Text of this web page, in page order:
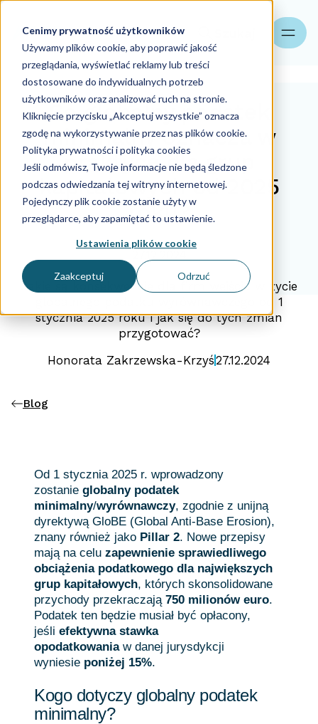
Cenimy prywatność użytkowników
Używamy plików cookie, aby poprawić jakość
przeglądania, wyświetlać reklamy lub treści
dostosowane do indywidualnych potrzeb
użytkowników oraz analizować ruch na stronie.
Kliknięcie przycisku „Akceptuj wszystkie” oznacza
zgodę na wykorzystywanie przez nas plików cookie.
Polityka prywatności i polityka cookies
Jeśli odmówisz, Twoje informacje nie będą śledzone
podczas odwiedzania tej witryny internetowej.
Pojedynczy plik cookie zostanie użyty w
przeglądarce, aby zapamiętać to ustawienie.
Ustawienia plików cookie
Zaakceptuj Odrzuć
Co globalny podatek
minimalny oznacza w
praktyce dla grup
kapitałowych od 2025
roku?
Jakie są konsekwencje dla firm wejścia w życie
globalnego podatku wyrównawczego od 1
stycznia 2025 roku i jak się do tych zmian
przygotować?
Honorata Zakrzewska-Krzyś27.12.2024
Blog
Od 1 stycznia 2025 r. wprowadzony
zostanie globalny podatek
minimalny/wyrównawczy, zgodnie z unijną
dyrektywą GloBE (Global Anti-Base Erosion),
znany również jako Pillar 2. Nowe przepisy
mają na celu zapewnienie sprawiedliwego
obciążenia podatkowego dla największych
grup kapitałowych, których skonsolidowane
przychody przekraczają 750 milionów euro.
Podatek ten będzie musiał być opłacony,
jeśli efektywna stawka
opodatkowaniaw danej jurysdykcji
wyniesie poniżej 15%.
Kogo dotyczy globalny podatek
minimalny?